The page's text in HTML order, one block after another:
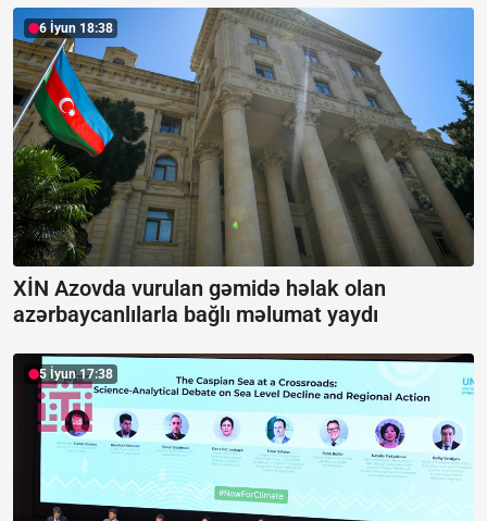
6 İyun 18:38
XİN Azovda vurulan gəmidə həlak olan
azərbaycanlılarla bağlı məlumat yaydı
5 İyun 17:38